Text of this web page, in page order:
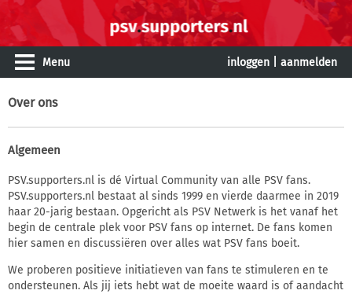
Menu inloggen aanmelden
Over ons
Algemeen
PSV.supporters.nl is dé Virtual Community van alle PSV fans.
PSV.supporters.nl bestaat al sinds 1999 en vierde daarmee in 2019
haar 20-jarig bestaan. Opgericht als PSV Netwerk is het vanaf het
begin de centrale plek voor PSV fans op internet. De fans komen
hier samen en discussiëren over alles wat PSV fans boeit.
We proberen positieve initiatieven van fans te stimuleren en te
ondersteunen. Als jij iets hebt wat de moeite waard is of aandacht